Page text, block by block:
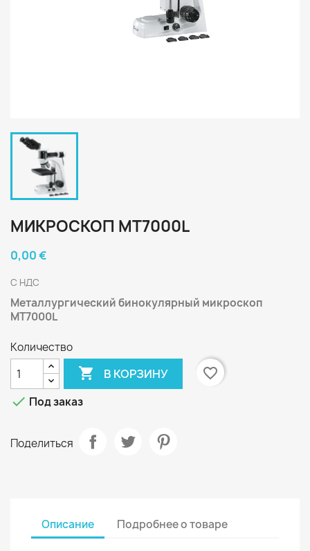
МИКРОСКОП MT7000L
0,00 €
С НДС
Металлургический бинокулярный микроскоп
MT7000L
Количество
 В КОРЗИНУ
favorite_border
 Под заказ
Поделиться
Описание Подробнее о товаре